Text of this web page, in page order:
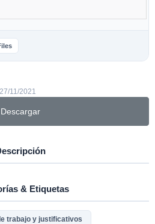
11/2021
Descargar
& Etiquetas
trabajo y justificativos